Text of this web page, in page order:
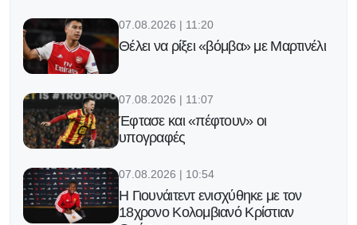
07.08.2026 | 11:20
Θέλει να ρίξει «βόμβα» με Μαρτινέλι
07.08.2026 | 11:07
Έφτασε και «πέφτουν» οι
υπογραφές
07.08.2026 | 10:54
H Γιουνάιτεντ ενισχύθηκε με τον
18χρονο Κολομβιανό Κρίστιαν